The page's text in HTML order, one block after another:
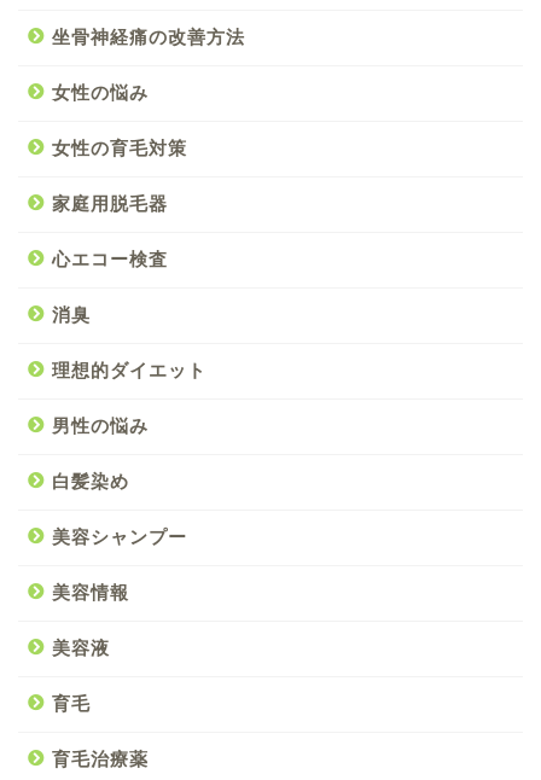
坐骨神経痛の改善方法
女性の悩み
女性の育毛対策
家庭用脱毛器
心エコー検査
消臭
理想的ダイエット
男性の悩み
白髪染め
美容シャンプー
美容情報
美容液
育毛
育毛治療薬